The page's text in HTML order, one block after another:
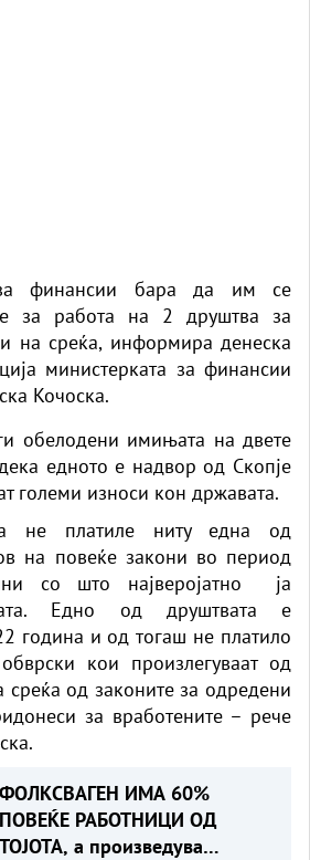
за финансии бара да им се
за работа на 2 друштва за
на среќа, информира денеска
министерката за финансии
Кочоска.
обелодени имињата на двете
едното е надвор од Скопје
големи износи кон државата.
не платиле ниту една од
на повеќе закони во период
со што најверојатно ја
Едно од друштвата е
година и од тогаш не платило
кои произлегуваат од
среќа од законите за одредени
за вработените – рече
ФОЛКСВАГЕН ИМА 60%
ПОВЕЌЕ РАБОТНИЦИ ОД
ТОЈОТА, а произведува